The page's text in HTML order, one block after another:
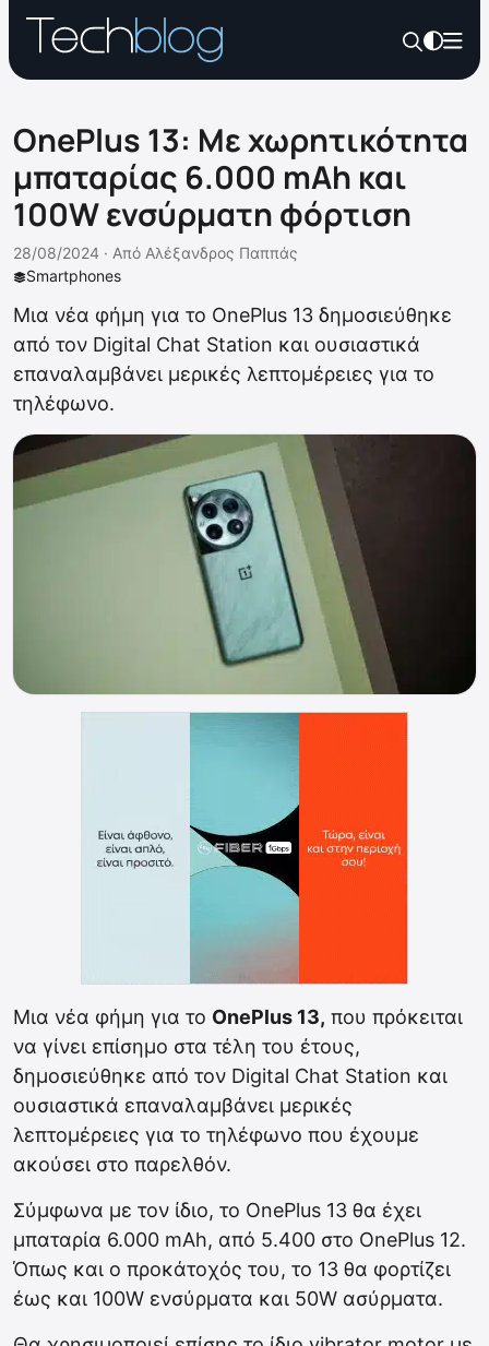
OnePlus 13: Με χωρητικότητα
μπαταρίας 6.000 mAh και
100W ενσύρματη φόρτιση
Smartphones
28/08/2024 · Από Αλέξανδρος Παππάς
Mια νέα φήμη για το OnePlus 13 δημοσιεύθηκε
από τον Digital Chat Station και ουσιαστικά
επαναλαμβάνει μερικές λεπτομέρειες για το
τηλέφωνο.
Mια νέα φήμη για το OnePlus 13, που πρόκειται
να γίνει επίσημο στα τέλη του έτους,
δημοσιεύθηκε από τον Digital Chat Station και
ουσιαστικά επαναλαμβάνει μερικές
λεπτομέρειες για το τηλέφωνο που έχουμε
ακούσει στο παρελθόν.
Σύμφωνα με τον ίδιο, το OnePlus 13 θα έχει
μπαταρία 6.000 mAh, από 5.400 στο OnePlus 12.
Όπως και ο προκάτοχός του, το 13 θα φορτίζει
έως και 100W ενσύρματα και 50W ασύρματα.